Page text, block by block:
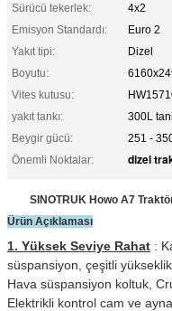
Sürücü tekerlek:
4x2
Emisyon Standardı:
Euro 2
Yakıt tipi:
Dizel
Boyutu:
Vites kutusu:
yakıt tankı:
300L
Beygir gücü:
251 -
Önemli Noktalar:
dizel
SINOTRUK Howo A7
Ürün Açıklaması
1. Yüksek Seviye Rahat :
süspansiyon, çeşitli
Hava süspansiyon koltuk,
Elektrikli kontrol cam ve